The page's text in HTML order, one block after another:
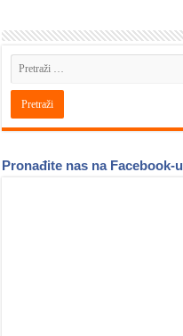
Pronađite nas na Facebook-u